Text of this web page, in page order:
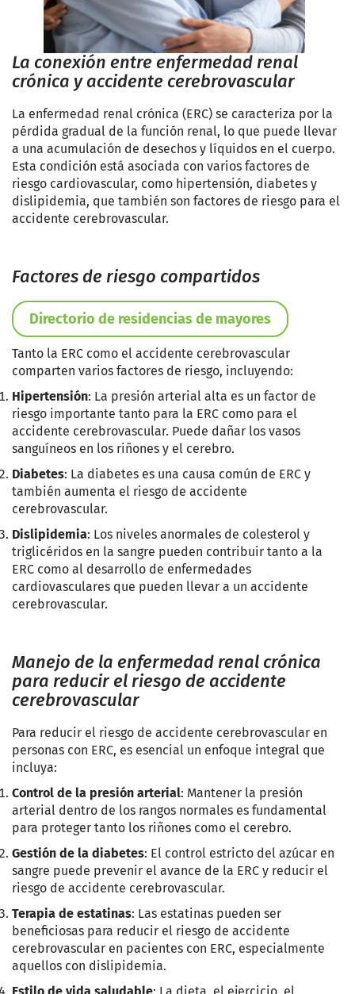
La conexión entre enfermedad renal
crónica y accidente cerebrovascular
La enfermedad renal crónica (ERC) se caracteriza por la
pérdida gradual de la función renal, lo que puede llevar
a una acumulación de desechos y líquidos en el cuerpo.
Esta condición está asociada con varios factores de
riesgo cardiovascular, como hipertensión, diabetes y
dislipidemia, que también son factores de riesgo para el
accidente cerebrovascular.
Factores de riesgo compartidos
Directorio de residencias de mayores
Tanto la ERC como el accidente cerebrovascular
comparten varios factores de riesgo, incluyendo:
Hipertensión: La presión arterial alta es un factor de
riesgo importante tanto para la ERC como para el
accidente cerebrovascular. Puede dañar los vasos
sanguíneos en los riñones y el cerebro.
Diabetes: La diabetes es una causa común de ERC y
también aumenta el riesgo de accidente
cerebrovascular.
Dislipidemia: Los niveles anormales de colesterol y
triglicéridos en la sangre pueden contribuir tanto a la
ERC como al desarrollo de enfermedades
cardiovasculares que pueden llevar a un accidente
cerebrovascular.
Manejo de la enfermedad renal crónica
para reducir el riesgo de accidente
cerebrovascular
Para reducir el riesgo de accidente cerebrovascular en
personas con ERC, es esencial un enfoque integral que
incluya:
Control de la presión arterial: Mantener la presión
arterial dentro de los rangos normales es fundamental
para proteger tanto los riñones como el cerebro.
Gestión de la diabetes: El control estricto del azúcar en
sangre puede prevenir el avance de la ERC y reducir el
riesgo de accidente cerebrovascular.
Terapia de estatinas: Las estatinas pueden ser
beneficiosas para reducir el riesgo de accidente
cerebrovascular en pacientes con ERC, especialmente
aquellos con dislipidemia.